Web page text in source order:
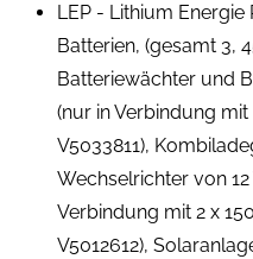
LEP - Lithium Energie
Batterien, (gesamt 3,
Batteriewächter und
(nur in Verbindung
V5033811),
Wechselrichter von
Verbindung mit 2 x
V5012612),